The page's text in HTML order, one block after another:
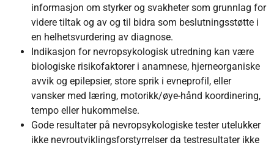
informasjon om styrker og svakheter som grunnlag for
videre tiltak og av og til bidra som beslutningsstøtte i
en helhetsvurdering av diagnose.
Indikasjon for nevropsykologisk utredning kan være
biologiske risikofaktorer i anamnese, hjerneorganiske
avvik og epilepsier, store sprik i evneprofil, eller
vansker med læring, motorikk/øye-hånd koordinering,
tempo eller hukommelse.
Gode resultater på nevropsykologiske tester utelukker
ikke nevroutviklingsforstyrrelser da testresultater ikke